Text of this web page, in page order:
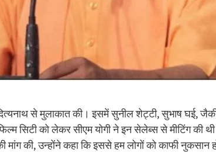
से मुलाकात की। इसमें सुनील शेट्टी, सुभाष घई,
सिटी को लेकर सीएम योगी ने इन सेलेब्स से मीटिंग की
की, उन्होंने कहा कि इससे हम लोगों को काफी नुकसान